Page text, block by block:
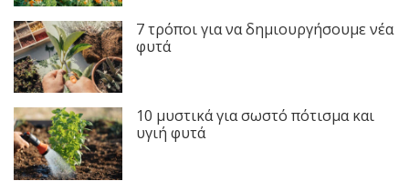
7 τρόποι για να δημιουργήσουμε νέα
φυτά
10 μυστικά για σωστό πότισμα και
υγιή φυτά